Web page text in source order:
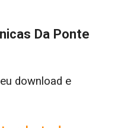
Da Ponte
download e